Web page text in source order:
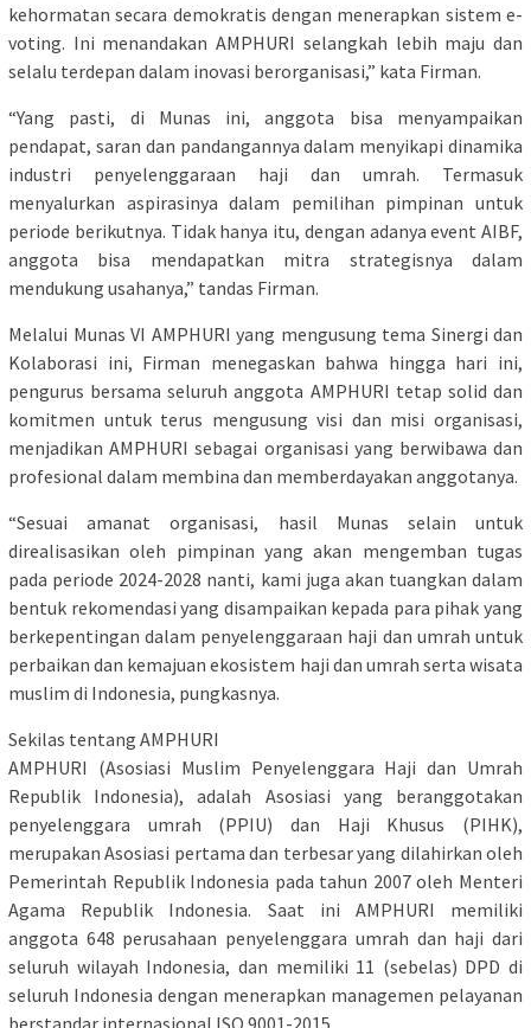
kehormatan secara demokratis dengan menerapkan sistem e-
voting. Ini menandakan AMPHURI selangkah lebih maju dan
selalu terdepan dalam inovasi berorganisasi,” kata Firman.
“Yang pasti, di Munas ini, anggota bisa menyampaikan
pendapat, saran dan pandangannya dalam menyikapi dinamika
industri penyelenggaraan haji dan umrah. Termasuk
menyalurkan aspirasinya dalam pemilihan pimpinan untuk
periode berikutnya. Tidak hanya itu, dengan adanya event AIBF,
anggota bisa mendapatkan mitra strategisnya dalam
mendukung usahanya,” tandas Firman.
Melalui Munas VI AMPHURI yang mengusung tema Sinergi dan
Kolaborasi ini, Firman menegaskan bahwa hingga hari ini,
pengurus bersama seluruh anggota AMPHURI tetap solid dan
komitmen untuk terus mengusung visi dan misi organisasi,
menjadikan AMPHURI sebagai organisasi yang berwibawa dan
profesional dalam membina dan memberdayakan anggotanya.
“Sesuai amanat organisasi, hasil Munas selain untuk
direalisasikan oleh pimpinan yang akan mengemban tugas
pada periode 2024-2028 nanti, kami juga akan tuangkan dalam
bentuk rekomendasi yang disampaikan kepada para pihak yang
berkepentingan dalam penyelenggaraan haji dan umrah untuk
perbaikan dan kemajuan ekosistem haji dan umrah serta wisata
muslim di Indonesia, pungkasnya.
Sekilas tentang AMPHURI
AMPHURI (Asosiasi Muslim Penyelenggara Haji dan Umrah
Republik Indonesia), adalah Asosiasi yang beranggotakan
penyelenggara umrah (PPIU) dan Haji Khusus (PIHK),
merupakan Asosiasi pertama dan terbesar yang dilahirkan oleh
Pemerintah Republik Indonesia pada tahun 2007 oleh Menteri
Agama Republik Indonesia. Saat ini AMPHURI memiliki
anggota 648 perusahaan penyelenggara umrah dan haji dari
seluruh wilayah Indonesia, dan memiliki 11 (sebelas) DPD di
seluruh Indonesia dengan menerapkan managemen pelayanan